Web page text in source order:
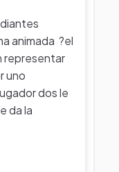
animada ?el
representar
uno
dos le
da la